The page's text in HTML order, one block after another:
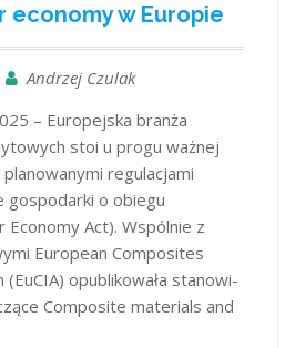
economy w Europie
Andrzej Czulak
– Europejska branża
stoi u progu ważnej
regulacjami
gospodarki o obiegu
Economy Act). Wspólnie z
European Composites
opublikowała sta­nowi­
Composite materials and